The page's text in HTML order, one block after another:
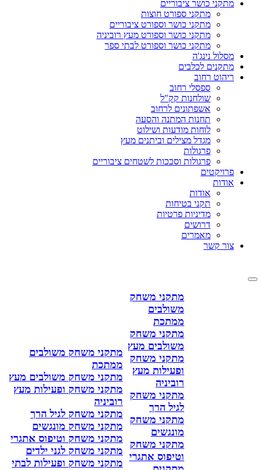
מתקני כושר ציבוריים
מתקני ספורט חוצות
מתקני כושר וספורט ציבוריים
מתקני כושר וספורט מעץ רוביניה
מתקני כושר וספורט לבתי ספר
מסלול נינג'ה
מתקנים לכלבים
ריהוט רחוב
ספסלי רחוב
שולחנות קק"ל
אשפתונים לרחוב
תחנות המתנה והסעה
לוחות מודעות ושילוט
מגדל מצילים וביתנים מעץ
פרגולות
פרגולות וסככות לשטחים ציבוריים
פרויקטים
אודות
אודות
תקני בטיחות
מדיניות פרטיות
דרושים
מאמרים
צור קשר
מתקני משחק
משולבים
ממתכת
מתקני משחק
משולבים מעץ
מתקני משחק
ופעילות מעץ
רוביניה
מתקני משחק
לגיל הרך
מתקני משחק
מונגשים
מתקני משחק
וטיפוס אתגרי
מתקני משחק משולבים
ממתכת
מתקני משחק משולבים מעץ
מתקני משחק ופעילות מעץ
רוביניה
מתקני משחק לגיל הרך
מתקני משחק מונגשים
מתקני משחק וטיפוס אתגרי
מתקני משחק לגני ילדים
מתקני משחק ופעילות לבתי